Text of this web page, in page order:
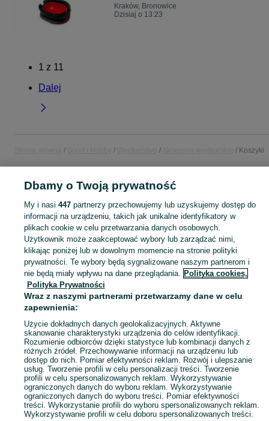
Kraków, Bronowice
Dzisiaj o 13:23
1 z 11
Dalej
Koszyki
POLSKA
KATEGORIA
Zobacz
Mapa kategorii
Mapa miejscowości
Mapa ministron
Popularne wyszukiwania
Dbamy o Twoją prywatność
My i nasi 447partnerzy przechowujemy lub uzyskujemy dostęp do
informacji na urządzeniu, takich jak unikalne identyfikatory w
plikach cookie w celu przetwarzania danych osobowych.
Użytkownik może zaakceptować wybory lub zarządzać nimi,
klikając poniżej lub w dowolnym momencie na stronie polityki
prywatności. Te wybory będą sygnalizowane naszym partnerom i
nie będą miały wpływu na dane przeglądania. Polityka cookies,
Polityka Prywatności
Wraz z naszymi partnerami przetwarzamy dane w celu
zapewnienia:
Użycie dokładnych danych geolokalizacyjnych. Aktywne
skanowanie charakterystyki urządzenia do celów identyfikacji.
Rozumienie odbiorców dzięki statystyce lub kombinacji danych z
różnych źródeł. Przechowywanie informacji na urządzeniu lub
dostęp do nich. Pomiar efektywności reklam. Rozwój i ulepszanie
usług. Tworzenie profili w celu personalizacji treści. Tworzenie
profili w celu spersonalizowanych reklam. Wykorzystywanie
ograniczonych danych do wyboru reklam. Wykorzystywanie
ograniczonych danych do wyboru treści. Pomiar efektywności
treści. Wykorzystanie profili do wyboru spersonalizowanych reklam.
Wykorzystywanie profili w celu doboru spersonalizowanych treści.